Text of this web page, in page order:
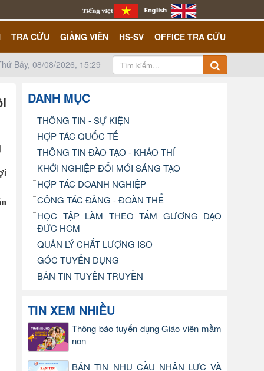
TRA CỨU GIẢNG VIÊN HS-SV OFFICE TRA CỨU
Bảy, 08/08/2026, 15:29
DANH MỤC
THÔNG TIN - SỰ KIỆN
HỢP TÁC QUỐC TẾ
THÔNG TIN ĐÀO TẠO - KHẢO THÍ
KHỞI NGHIỆP ĐỔI MỚI SÁNG TẠO
HỢP TÁC DOANH NGHIỆP
CÔNG TÁC ĐẢNG - ĐOÀN THỂ
HỌC TẬP LÀM THEO TẤM GƯƠNG ĐẠO
ĐỨC HCM
QUẢN LÝ CHẤT LƯỢNG ISO
GÓC TUYỂN DỤNG
BẢN TIN TUYÊN TRUYỀN
TIN XEM NHIỀU
Thông báo tuyển dụng Giáo viên mầm
non
BẢN TIN NHU CẦU NHÂN LỰC VÀ